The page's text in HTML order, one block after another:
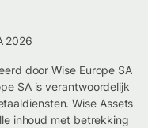
2026
door Wise Europe SA
SA is verantwoordelijk
Wise Assets
inhoud met betrekking